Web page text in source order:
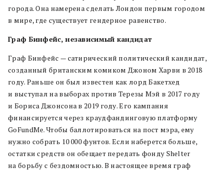
города. Она намерена сделать Лондон первым городом
в мире, где существует гендерное равенство.
Граф Бинфейс, независимый кандидат
Граф Бинфейс — сатирический политический кандидат,
созданный британским комиком Джоном Харви в 2018
году. Раньше он был известен как лорд Бакетхед
и выступал на выборах против Терезы Мэй в 2017 году
и Бориса Джонсона в 2019 году. Его кампания
финансируется через краудфандинговую платформу
GoFundMe. Чтобы баллотироваться на пост мэра, ему
нужно собрать 10 000 фунтов. Если наберется больше,
остатки средств он обещает передать фонду Shelter
на борьбу с бездомностью. В настоящее время граф